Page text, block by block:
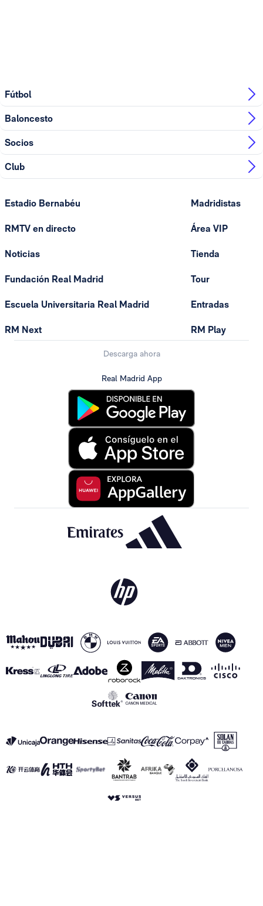
Fútbol
Baloncesto
Socios
Club
Estadio Bernabéu
RMTV en directo
Noticias
Fundación Real Madrid
Escuela Universitaria Real Madrid
RM Next
Madridistas
Área VIP
Tienda
Tour
Entradas
RM Play
Descarga ahora
Real Madrid App